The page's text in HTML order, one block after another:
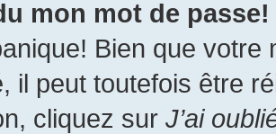
mon mot de passe!
Bien que
il peut toutefois être
cliquez sur J’ai